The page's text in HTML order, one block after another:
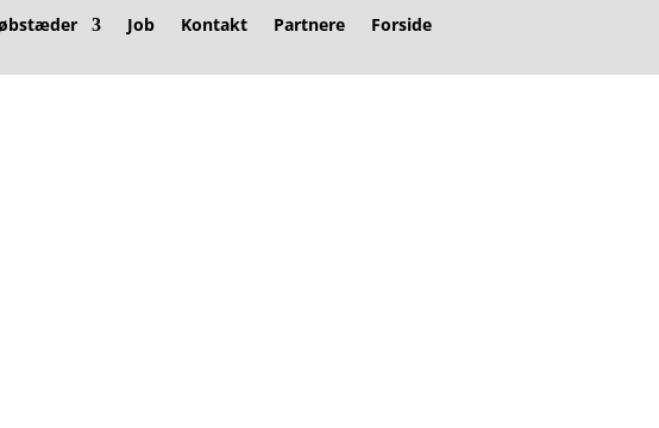
Job Kontakt Partnere Forside